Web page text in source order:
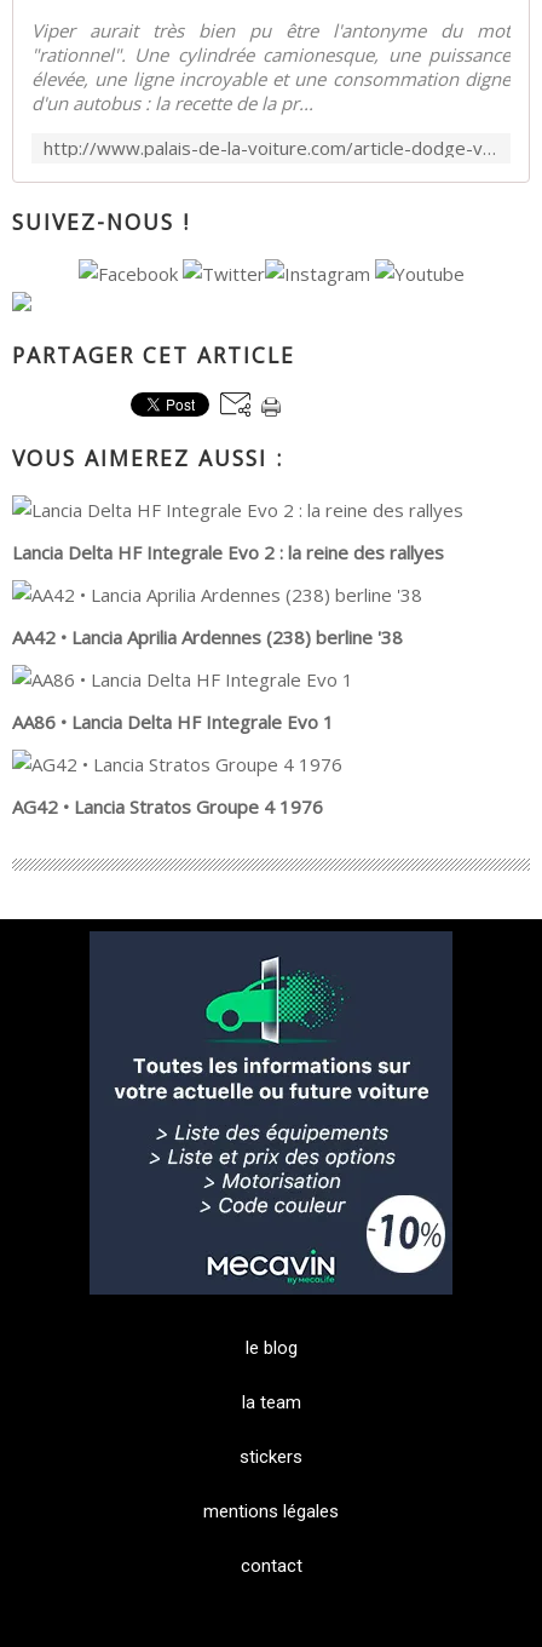
Viper aurait très bien pu être l'antonyme du mot
"rationnel". Une cylindrée camionesque, une puissance
élevée, une ligne incroyable et une consommation digne
d'un autobus : la recette de la pr...
http://www.palais-de-la-voiture.com/article-dodge-viper-gts-54663968.html
SUIVEZ-NOUS !
PARTAGER CET ARTICLE
VOUS AIMEREZ AUSSI :
Lancia Delta HF Integrale Evo 2 : la reine des rallyes
AA42 • Lancia Aprilia Ardennes (238) berline '38
AA86 • Lancia Delta HF Integrale Evo 1
AG42 • Lancia Stratos Groupe 4 1976
le blog
la team
stickers
mentions légales
contact